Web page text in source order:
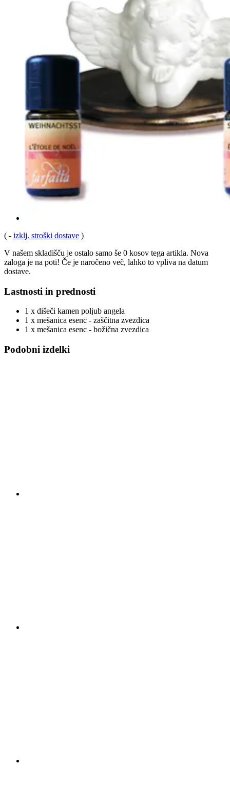
( - izklj. stroški dostave )
V našem skladišču je ostalo samo še 0 kosov tega artikla. Nova
zaloga je na poti! Če je naročeno več, lahko to vpliva na datum
dostave.
Lastnosti in prednosti
1 x dišeči kamen poljub angela
1 x mešanica esenc - zaščitna zvezdica
1 x mešanica esenc - božična zvezdica
Podobni izdelki